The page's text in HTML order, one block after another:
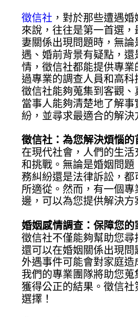
徵信社 ，對於那些遭遇
來說，往往是第一首選，
妻關係出現問題時，無
遇、婚前背景有疑點，還
情，徵信社都能提供專業
過專業的調查人員和高科
徵信社能夠蒐集到客觀
當事人能夠清楚地了解事
紛，並尋求最適合的解決
徵信社：為您解決煩惱的
在現代社會，人們的生活
和挑戰。無論是婚姻問
務糾紛還是法律訴訟，都
所適從。然而，有一個專
邊，可以為您提供解決方
婚姻感情調查：保障您的
徵信社不僅能夠幫助您尋
還可以在婚姻關係出現問
外遇事件可能會對家庭造
我們的專業團隊將助您蒐
獲得公正的結果。徵信社
選擇！